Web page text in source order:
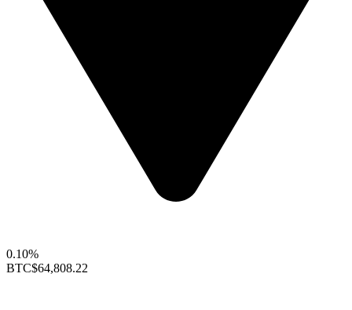
0.10%
BTC$64,808.22